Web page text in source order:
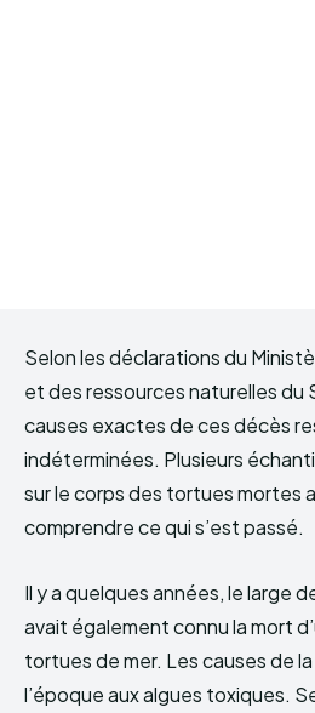
Selon les déclarations du
et des ressources naturelles du
causes exactes de ces décès
indéterminées. Plusieurs
sur le corps des tortues mortes
comprendre ce qui s’est passé.
Il y a quelques années, le large
avait également connu la mort
tortues de mer. Les causes de
l’époque aux algues toxiques.